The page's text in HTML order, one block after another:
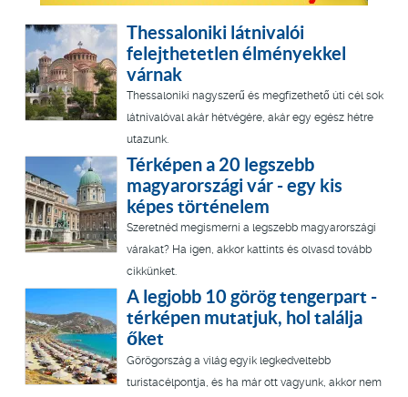
Thessaloniki látnivalói
felejthetetlen élményekkel
várnak
Thessaloniki nagyszerű és megfizethető úti cél sok
látnivalóval akár hétvégére, akár egy egész hétre
utazunk.
Térképen a 20 legszebb
magyarországi vár - egy kis
képes történelem
Szeretnéd megismerni a legszebb magyarországi
várakat? Ha igen, akkor kattints és olvasd tovább
cikkünket.
A legjobb 10 görög tengerpart -
térképen mutatjuk, hol találja
őket
Görögország a világ egyik legkedveltebb
turistacélpontja, és ha már ott vagyunk, akkor nem